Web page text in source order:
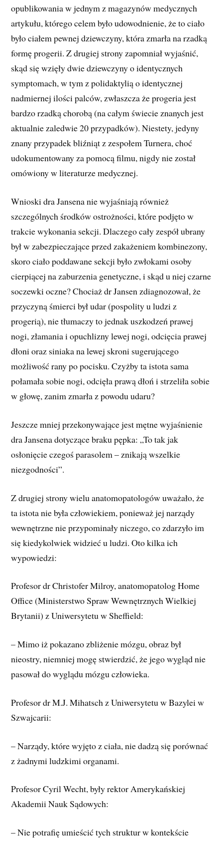
opublikowania w jednym z magazynów medycznych
artykułu, którego celem było udowodnienie, że to ciało
było ciałem pewnej dziewczyny, która zmarła na rzadką
formę progerii. Z drugiej strony zapomniał wyjaśnić,
skąd się wzięły dwie dziewczyny o identycznych
symptomach, w tym z polidaktylią o identycznej
nadmiernej ilości palców, zwłaszcza że progeria jest
bardzo rzadką chorobą (na całym świecie znanych jest
aktualnie zaledwie 20 przypadków). Niestety, jedyny
znany przypadek bliźniąt z zespołem Turnera, choć
udokumentowany za pomocą filmu, nigdy nie został
omówiony w literaturze medycznej.
Wnioski dra Jansena nie wyjaśniają również
szczególnych środków ostrożności, które podjęto w
trakcie wykonania sekcji. Dlaczego cały zespół ubrany
był w zabezpieczające przed zakażeniem kombinezony,
skoro ciało poddawane sekcji było zwłokami osoby
cierpiącej na zaburzenia genetyczne, i skąd u niej czarne
soczewki oczne? Chociaż dr Jansen zdiagnozował, że
przyczyną śmierci był udar (pospolity u ludzi z
progerią), nie tłumaczy to jednak uszkodzeń prawej
nogi, złamania i opuchlizny lewej nogi, odcięcia prawej
dłoni oraz siniaka na lewej skroni sugerującego
możliwość rany po pocisku. Czyżby ta istota sama
połamała sobie nogi, odcięła prawą dłoń i strzeliła sobie
w głowę, zanim zmarła z powodu udaru?
Jeszcze mniej przekonywające jest mętne wyjaśnienie
dra Jansena dotyczące braku pępka: „To tak jak
osłonięcie czegoś parasolem – znikają wszelkie
niezgodności”.
Z drugiej strony wielu anatomopatologów uważało, że
ta istota nie była człowiekiem, ponieważ jej narządy
wewnętrzne nie przypominały niczego, co zdarzyło im
się kiedykolwiek widzieć u ludzi. Oto kilka ich
wypowiedzi:
Profesor dr Christofer Milroy, anatomopatolog Home
Office (Ministerstwo Spraw Wewnętrznych Wielkiej
Brytanii) z Uniwersytetu w Sheffield:
– Mimo iż pokazano zbliżenie mózgu, obraz był
nieostry, niemniej mogę stwierdzić, że jego wygląd nie
pasował do wyglądu mózgu człowieka.
Profesor dr M.J. Mihatsch z Uniwersytetu w Bazylei w
Szwajcarii:
– Narządy, które wyjęto z ciała, nie dadzą się porównać
z żadnymi ludzkimi organami.
Profesor Cyril Wecht, były rektor Amerykańskiej
Akademii Nauk Sądowych:
– Nie potrafię umieścić tych struktur w kontekście